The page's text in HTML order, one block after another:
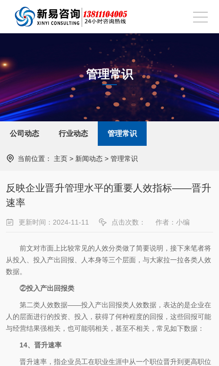
管理常识
公司动态 行业动态 管理常识
当前位置： 主页 > 新闻动态 > 管理常识
反映企业晋升管理水平的重要人效指标——晋升
速率
更新时间：2024-11-11 点击次数： 作者：小编
前文对市面上比较常见的人效分类做了简要说明，接下来笔者将
从投入、投入产出回报、人本身等三个层面，与大家拉一拉各类人效
数据。
②投入产出回报类
第二类人效数据——投入产出回报类人效数据，表达的是企业在
人的层面进行的投资、投入，获得了何种程度的回报，这些回报可能
与经营结果强相关，也可能弱相关，甚至不相关，常见如下数据：
14、晋升速率
晋升速率，指企业员工在职业生涯中从一个职位晋升到更高职位